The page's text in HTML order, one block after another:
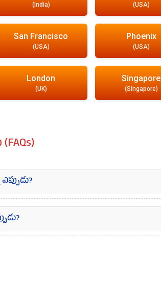
(India) (USA)
San Francisco
(USA)
Phoenix
(USA)
London
(UK)
Singapore
(Singapore)